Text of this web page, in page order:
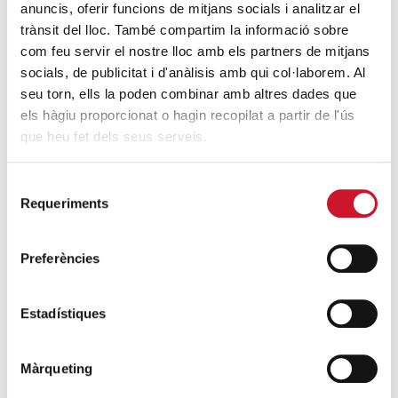
anuncis, oferir funcions de mitjans socials i analitzar el
trànsit del lloc. També compartim la informació sobre
com feu servir el nostre lloc amb els partners de mitjans
socials, de publicitat i d'anàlisis amb qui col·laborem. Al
seu torn, ells la poden combinar amb altres dades que
els hàgiu proporcionat o hagin recopilat a partir de l'ús
que heu fet dels seus serveis.
Requeriments
Preferències
Estadístiques
Màrqueting
DARRERES ENTRADES
Càritas expressa la seva preocupació per
la situació a Ceuta i fa una crida a la
protecció de la dignitat humana
Càritas Barcelona acompanya més de
SEGUEIX LLEGINT
La campana que canvia vides